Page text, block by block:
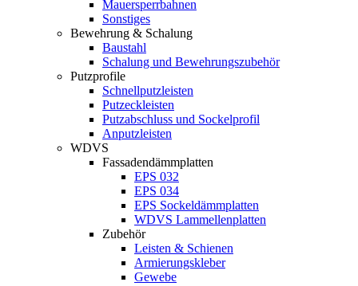
Mauersperrbahnen
Sonstiges
Bewehrung & Schalung
Baustahl
Schalung und Bewehrungszubehör
Putzprofile
Schnellputzleisten
Putzeckleisten
Putzabschluss und Sockelprofil
Anputzleisten
WDVS
Fassadendämmplatten
EPS 032
EPS 034
EPS Sockeldämmplatten
WDVS Lammellenplatten
Zubehör
Leisten & Schienen
Armierungskleber
Gewebe